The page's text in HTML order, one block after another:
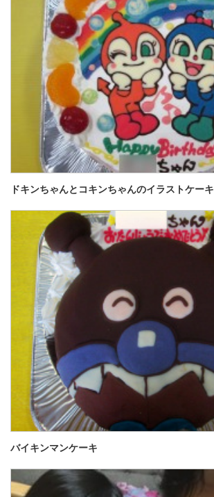
ドキンちゃんとコキンちゃんのイラストケーキ
バイキンマンケーキ